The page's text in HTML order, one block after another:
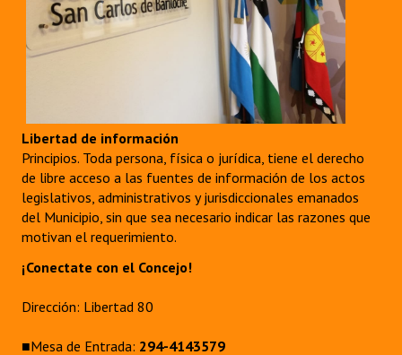
Libertad de información
Principios. Toda persona, física o jurídica, tiene el derecho
de libre acceso a las fuentes de información de los actos
legislativos, administrativos y jurisdiccionales emanados
del Municipio, sin que sea necesario indicar las razones que
motivan el requerimiento.
¡Conectate con el Concejo!
Dirección: Libertad 80
■Mesa de Entrada: 294-4143579